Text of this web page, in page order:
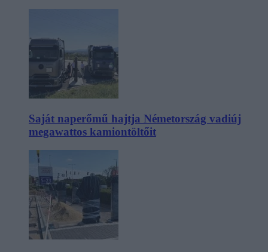
Saját naperőmű hajtja Németország vadiúj
megawattos kamiontöltőit